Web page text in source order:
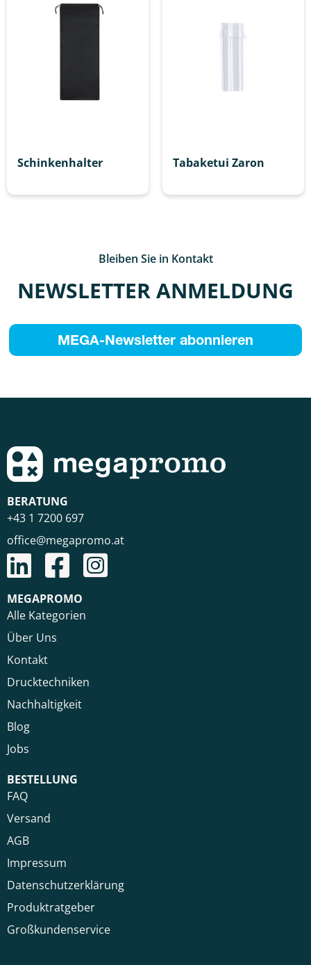
Schinkenhalter Tabaketui Zaron
Bleiben Sie in Kontakt
NEWSLETTER ANMELDUNG
MEGA-Newsletter abonnieren
BERATUNG
+43 1 7200 697
office@megapromo.at
MEGAPROMO
Alle Kategorien
Über Uns
Kontakt
Drucktechniken
Nachhaltigkeit
Blog
Jobs
BESTELLUNG
FAQ
Versand
AGB
Impressum
Datenschutzerklärung
Produktratgeber
Großkundenservice